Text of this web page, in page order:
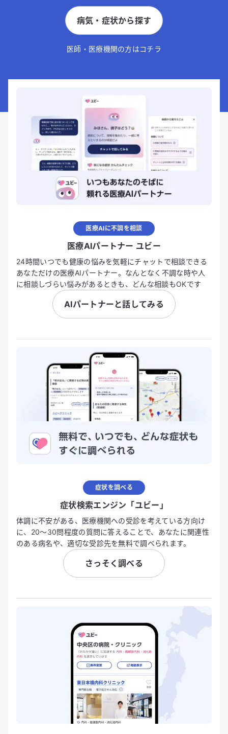
病気・症状から探す
医師・医療機関の方はコチラ
医療AIに不調を相談
医療AIパートナー ユビー
24時間いつでも健康の悩みを気軽にチャットで相談できる
あなただけの医療AIパートナー。なんとなく不調な時や人
に相談しづらい悩みがあるときも、どんな相談もOKです
AIパートナーと話してみる
症状を調べる
症状検索エンジン「ユビー」
体調に不安がある、医療機関への受診を考えている方向け
に、20〜30問程度の質問に答えることで、あなたに関連性
のある病名や、適切な受診先を無料で調べられます。
さっそく調べる